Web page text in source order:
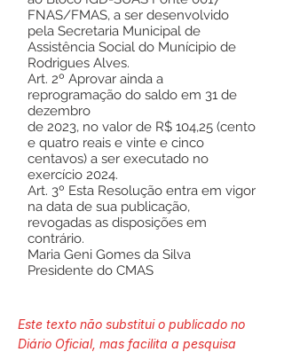
FNAS/FMAS, a ser desenvolvido
pela Secretaria Municipal de
Assistência Social do Munícipio de
Rodrigues Alves.
Art. 2º Aprovar ainda a
reprogramação do saldo em 31 de
dezembro
de 2023, no valor de R$ 104,25 (cento
e quatro reais e vinte e cinco
centavos) a ser executado no
exercício 2024.
Art. 3º Esta Resolução entra em vigor
na data de sua publicação,
revogadas as disposições em
contrário.
Maria Geni Gomes da Silva
Presidente do CMAS
Este texto não substitui o publicado no
Diário Oficial, mas facilita a pesquisa